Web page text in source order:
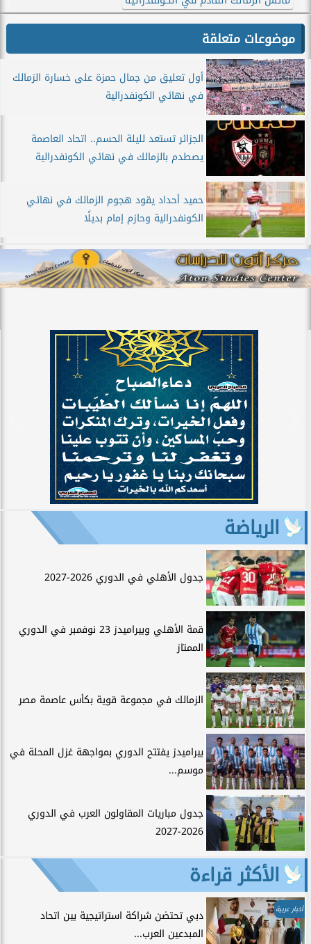
موضوعات متعلقة
أول تعليق من جمال حمزة على خسارة الزمالك
في نهائي الكونفدرالية
الجزائر تستعد لليلة الحسم.. اتحاد العاصمة
يصطدم بالزمالك في نهائي الكونفدرالية
حميد أحداد يقود هجوم الزمالك في نهائي
الكونفدرالية وحازم إمام بديلًا
الرياضة
جدول الأهلي في الدوري 2026-2027
قمة الأهلي وبيراميدز 23 نوفمبر في الدوري
الممتاز
الزمالك في مجموعة قوية بكأس عاصمة مصر
بيراميدز يفتتح الدوري بمواجهة غزل المحلة في
موسم...
جدول مباريات المقاولون العرب في الدوري
2026-2027
الأكثر قراءة
أخبار عربية
دبي تحتضن شراكة استراتيجية بين اتحاد
المبدعين العرب...